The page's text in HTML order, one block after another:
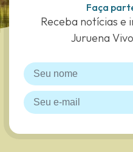
Faça
Receba notícias e
Juruena